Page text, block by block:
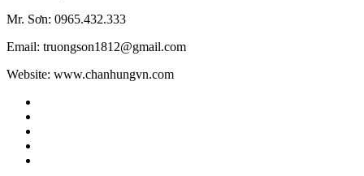
Mr. Sơn: 0965.432.333
Email: truongson1812@gmail.com
Website: www.chanhungvn.com